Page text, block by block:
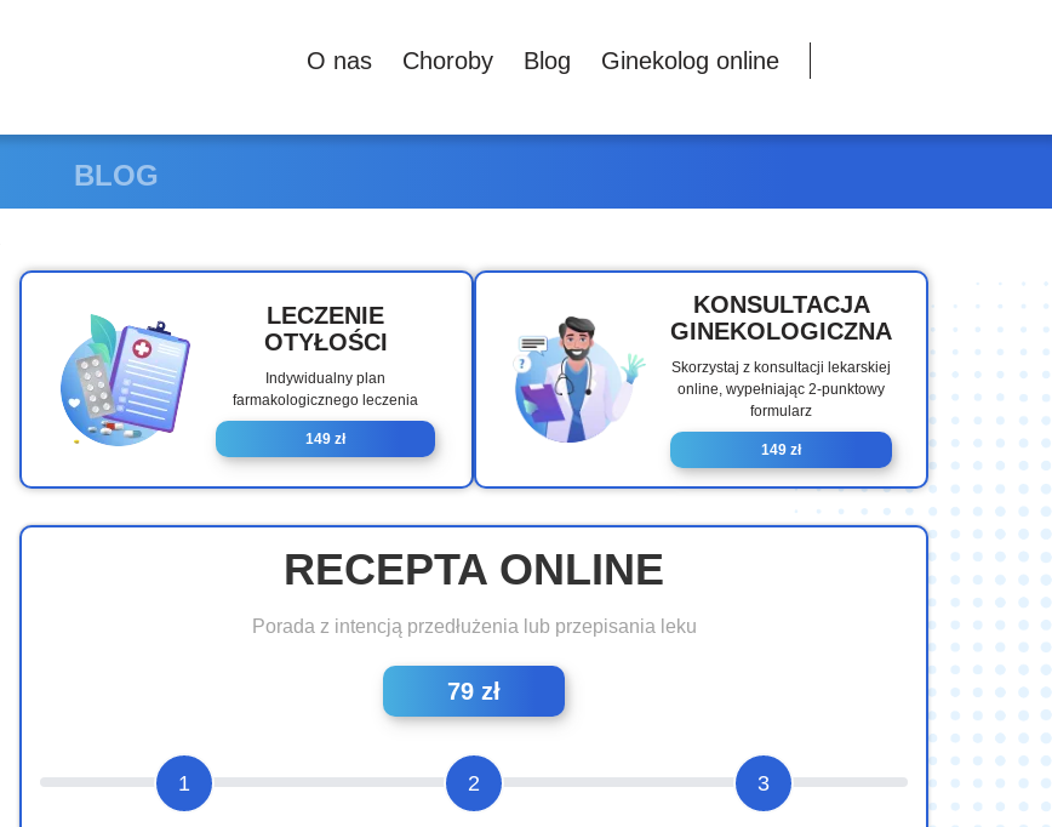
О nas Сhoroby Blog Ginekolog online
BLOG
LECZENIE
OTYŁOŚCI
Indywidualny plan
farmakologicznego leczenia
149 zł
KONSULTACJA
GINEKOLOGICZNA
Skorzystaj z konsultacji lekarskiej
online, wypełniając 2-punktowy
formularz
149 zł
RECEPTA ONLINE
Porada z intencją przedłużenia lub przepisania leku
79 zł
1 2 3